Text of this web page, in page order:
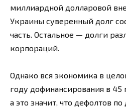
миллиардной долларовой
Украины суверенный долг
часть. Остальное — долги
корпораций.
Однако вся экономика в
году дофинансирования в
а это значит, что дефолтов